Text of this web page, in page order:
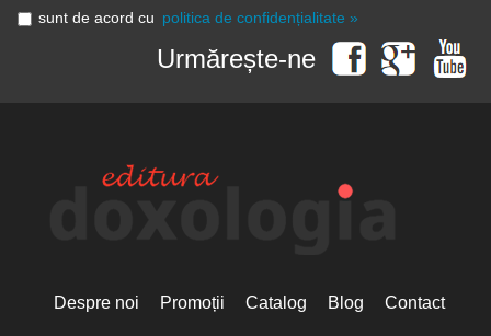
sunt de acord cu politica de confidențialitate »
Urmărește-ne
Despre noi Promoții Catalog Blog Contact